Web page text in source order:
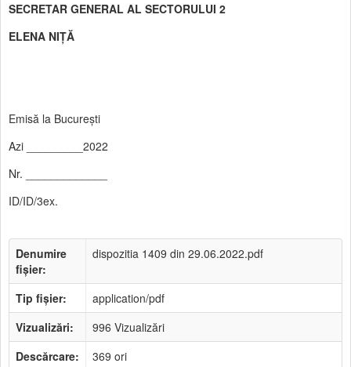
SECRETAR GENERAL AL SECTORULUI 2
ELENA NIŢĂ
Emisă la Bucureşti
Azi _________2022
Nr. _____________
ID/ID/3ex.
Denumire
fișier:
dispozitia 1409 din 29.06.2022.pdf
Tip fișier:
application/pdf
Vizualizări:
996 Vizualizări
Descărcare:
369 ori